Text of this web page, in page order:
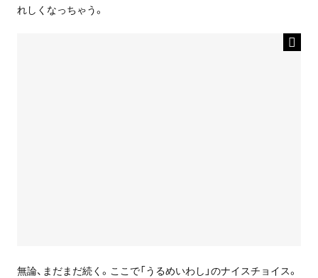
れしくなっちゃう。
無論、まだまだ続く。ここで「うるめいわし」のナイスチョイス。